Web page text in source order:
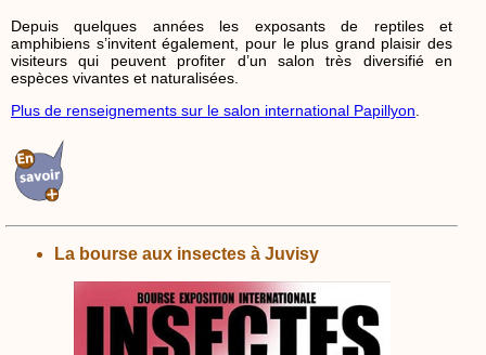
Depuis quelques années les exposants de reptiles et
amphibiens s’invitent également, pour le plus grand plaisir des
visiteurs qui peuvent profiter d’un salon très diversifié en
espèces vivantes et naturalisées.
Plus de renseignements sur le salon international Papillyon.
La bourse aux insectes à Juvisy